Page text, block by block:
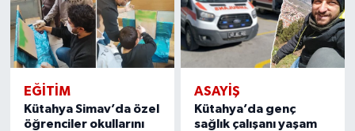
EĞITIM
Kütahya Simav’da özel
öğrenciler okullarını
ASAYIŞ
Kütahya’da genç
sağlık çalışanı yaşam